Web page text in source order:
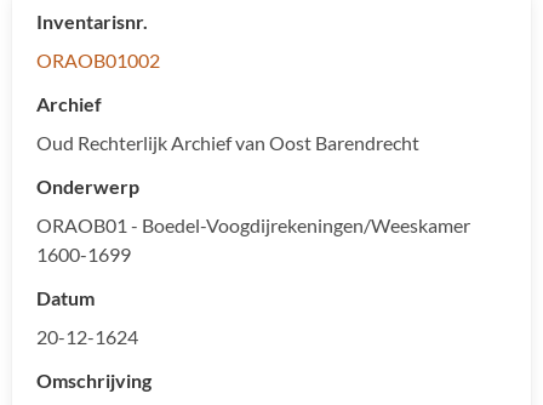
Inventarisnr.
ORAOB01002
Archief
Oud Rechterlijk Archief van Oost Barendrecht
Onderwerp
ORAOB01 - Boedel-Voogdijrekeningen/Weeskamer
1600-1699
Datum
20-12-1624
Omschrijving